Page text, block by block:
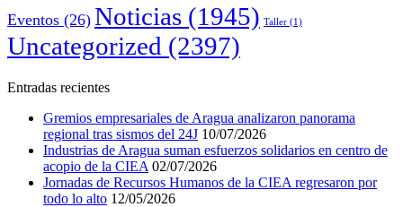
Eventos (26) Noticias (1945) Taller (1)
Uncategorized (2397)
Entradas recientes
Gremios empresariales de Aragua analizaron panorama
regional tras sismos del 24J 10/07/2026
Industrias de Aragua suman esfuerzos solidarios en centro de
acopio de la CIEA 02/07/2026
Jornadas de Recursos Humanos de la CIEA regresaron por
todo lo alto 12/05/2026